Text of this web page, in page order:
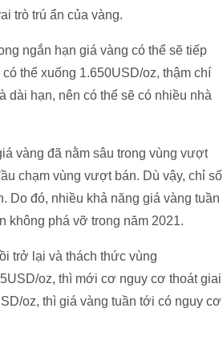
trò trú ẩn của vàng.
ngắn hạn giá vàng có thể sẽ tiếp
thể xuống 1.650USD/oz, thậm chí
dài hạn, nên có thể sẽ có nhiều nhà
vàng đã nằm sâu trong vùng vượt
chạm vùng vượt bán. Dù vậy, chỉ số
đó, nhiều khả năng giá vàng tuần
không phá vỡ trong năm 2021.
trở lại và thách thức vùng
oz, thì mới cơ nguy cơ thoát giai
oz, thì giá vàng tuần tới có nguy cơ